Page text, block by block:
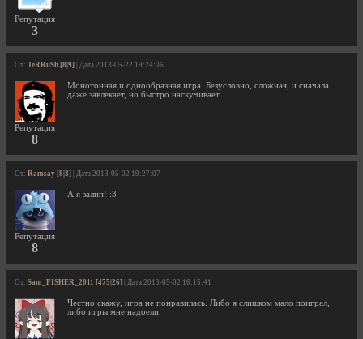
Репутация
3
От: JeRRuSh [8|9] | Дата 2013-05-22 19:24:06
Репутация
8
Монотонная и однообразная игра. Безусловно, сложная, и сначала
даже завлекает, но быстро наскучивает.
От: Ramsay [8|3] | Дата 2013-05-02 19:27:07
Репутация
8
А я залип! :3
От: Sam_FISHER_2011 [475|26] | Дата 2013-05-02 16:15:41
Честно скажу, игра не понравилась. Либо я слишком мало поиграл,
либо игры мне надоели.